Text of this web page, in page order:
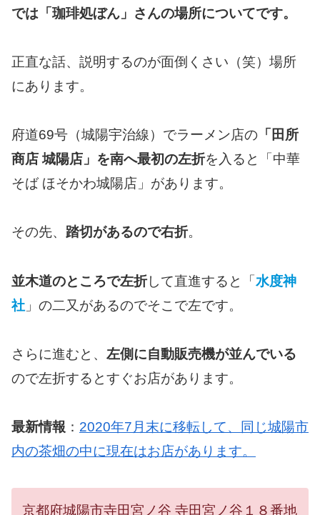
では「珈琲処ぼん」さんの場所についてです。
正直な話、説明するのが面倒くさい（笑）場所
にあります。
府道69号（城陽宇治線）でラーメン店の 「田所
商店 城陽店」を南へ最初の左折を入ると「中華
そば ほそかわ城陽店」があります。
その先、 踏切があるので右折。
並木道のところで左折して直進すると「水度神
社 」の二又があるのでそこで左です。
さらに進むと、 左側に自動販売機が並んでいる
ので左折するとすぐお店があります。
最新情報 ： 2020年7月末に移転して、同じ城陽市
内の茶畑の中に現在はお店があります。
京都府城陽市寺田宮ノ谷 寺田宮ノ谷１８番地